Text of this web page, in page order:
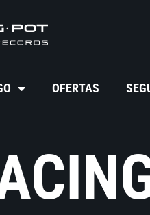
OFERTAS